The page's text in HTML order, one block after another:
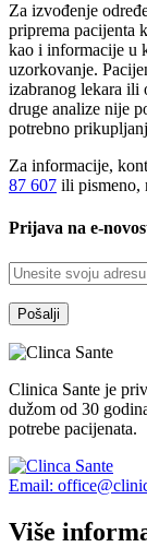
Za izvođenje
priprema pacijenta
kao i informacije u
uzorkovanje.
izabranog lekara ili
druge analize nije
potrebno
Za informacije,
87 607 ili pismeno,
Prijava na e-
Clinica Sante je
dužom od 30
potrebe pacijenata.
Email:
Više